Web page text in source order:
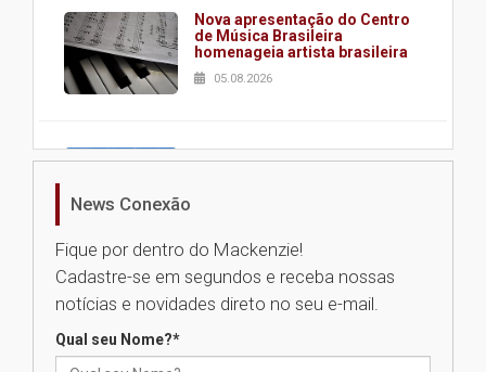
Nova apresentação do Centro
de Música Brasileira
homenageia artista brasileira
05.08.2026
Universidade Mackenzie
Seminário discute desafios
das novas tecnologias em
News Conexão
Fique por dentro do Mackenzie!
Cadastre-se em segundos e receba nossas
notícias e novidades direto no seu e-mail.
Qual seu Nome?*